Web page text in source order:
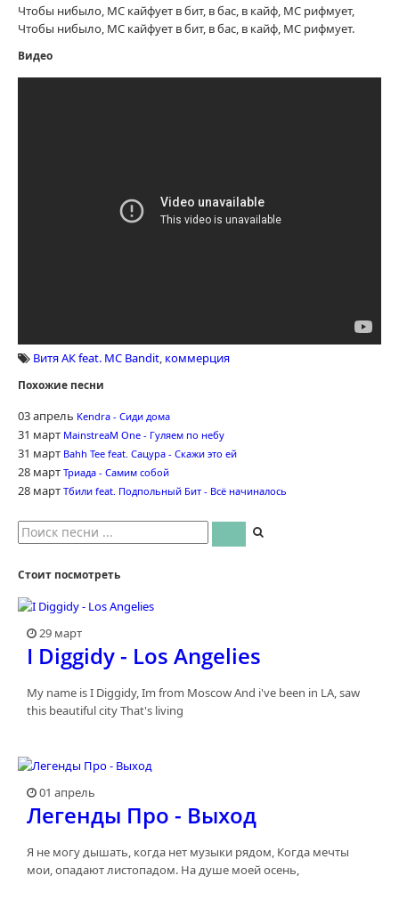
Чтобы нибыло, МС кайфует в бит, в бас, в кайф, МС рифмует,
Чтобы нибыло, МС кайфует в бит, в бас, в кайф, МС рифмует.
Видео
Витя АК feat. MC Bandit коммерция
Похожие песни
03 апрель Kendra - Сиди дома
31 март MainstreaM One - Гуляем по небу
31 март Bahh Tee feat. Сацура - Скажи это ей
28 март Триада - Самим собой
28 март Тбили feat. Подпольный Бит - Всё начиналось
Стоит посмотреть
29 март
I Diggidy - Los Angelies
My name is I Diggidy, Im from Moscow And i've been in LA, saw
this beautiful city That's living
01 апрель
Легенды Про - Выход
Я не могу дышать, когда нет музыки рядом, Когда мечты
мои, опадают листопадом. На душе моей осень,